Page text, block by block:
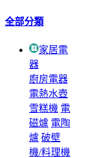
全部分類
家居電
器
廚房電器
電熱水壺
雪糕機 電
磁爐 電陶
爐 破壁
機/料理機